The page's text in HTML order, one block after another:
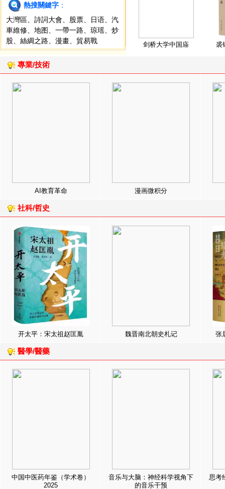
熱搜關鍵字 ：
大灣區
詩詞大會 股票 日语
汽
車維修
地图 一帶一路 琼瑶
炒
股
絲綢之路 漫畫 貿易戰 剑桥大学中国庙 裘
專業/技術
AI教育革命 漫画微积分
社科/哲史
开太平：宋太祖赵匡胤 魏晋南北朝史札记 张
醫學/醫藥
中国中医药年鉴（学术卷）
2025
音乐与大脑：神经科学视角下
的音乐干预
思考